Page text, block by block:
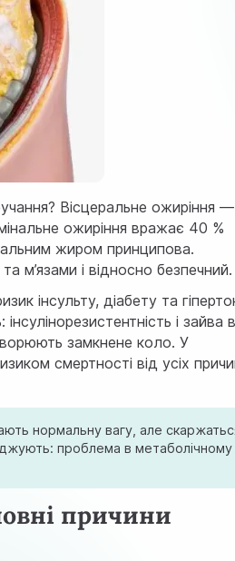
Вісцеральне ожиріння
ожиріння вражає 40 %
жиром принципова.
м’язами і відносно безпечний.
інсульту, діабету та
і зайва
замкнене коло. У
смертності від усіх
нормальну вагу, але
проблема в метаболічному
причини